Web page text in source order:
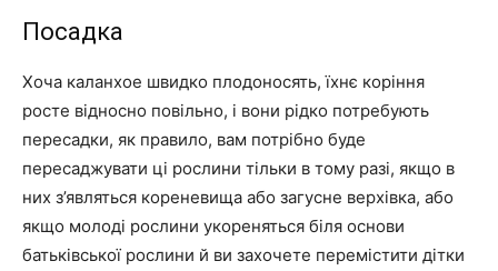
Посадка
Хоча каланхое швидко плодоносять, їхнє коріння
росте відносно повільно, і вони рідко потребують
пересадки, як правило, вам потрібно буде
пересаджувати ці рослини тільки в тому разі, якщо в
них з’являться кореневища або загусне верхівка, або
якщо молоді рослини укореняться біля основи
батьківської рослини й ви захочете перемістити дітки